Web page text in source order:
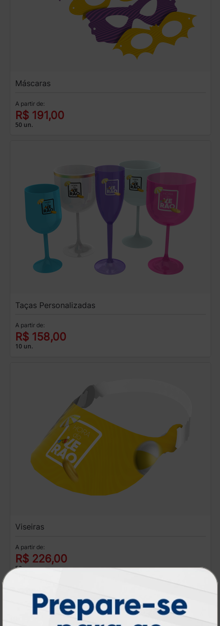
Máscaras
A partir de:
R$ 191,00
50 un.
Taças Personalizadas
A partir de:
R$ 158,00
10 un.
Viseiras
A partir de:
R$ 226,00
50 un.